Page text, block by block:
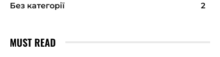
Без категорії
2
MUST READ